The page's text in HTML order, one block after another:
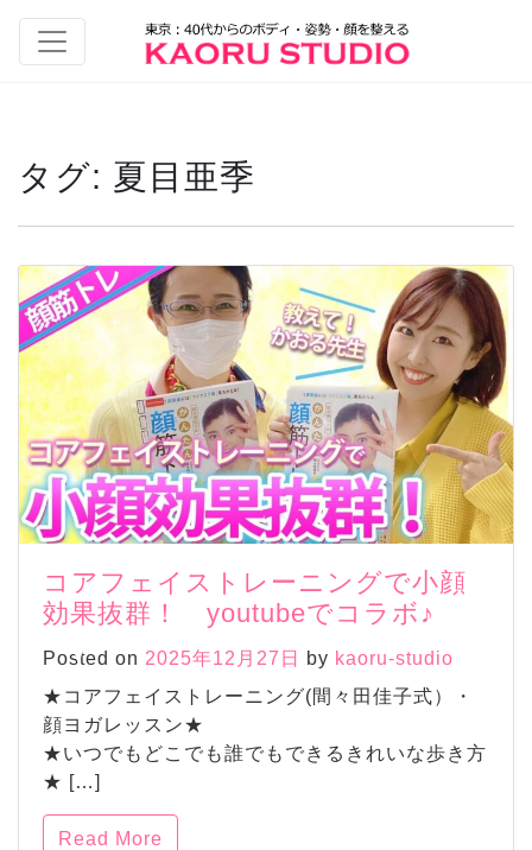
タグ: 夏目亜季
コアフェイストレーニングで小顔
効果抜群！ youtubeでコラボ♪
Posted on 2025年12月27日 by kaoru-studio
★コアフェイストレーニング(間々田佳子式）・
顔ヨガレッスン★
★いつでもどこでも誰でもできるきれいな歩き方
★ […]
Read More